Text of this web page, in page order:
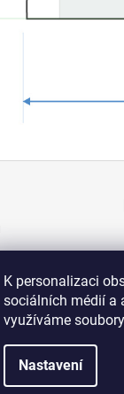
K personalizaci
sociálních médií a
využíváme
Nastavení
shop